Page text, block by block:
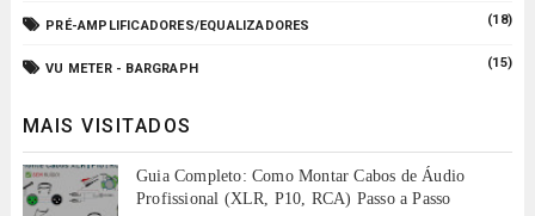
PRÉ-AMPLIFICADORES/EQUALIZADORES (18)
VU METER - BARGRAPH (15)
MAIS VISITADOS
Guia Completo: Como Montar Cabos de Áudio
Profissional (XLR, P10, RCA) Passo a Passo